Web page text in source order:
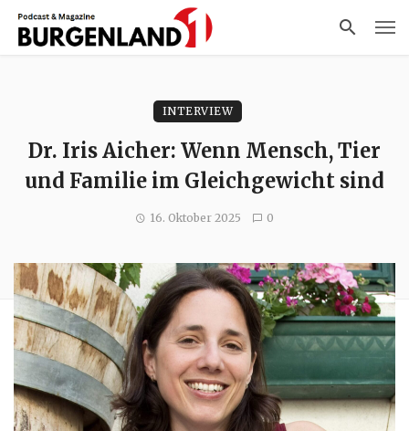
INTERVIEW
Dr. Iris Aicher: Wenn Mensch, Tier
und Familie im Gleichgewicht sind
16. Oktober 2025 0